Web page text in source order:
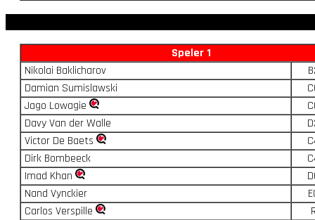
Speler 1
Nikolai Baklicharov
Damian Sumislawski
Jago Lowagie
Davy Van der Walle
Victor De Baets
Dirk Bombeeck
Imad Khan
Nand Vynckier
Carlos Verspille